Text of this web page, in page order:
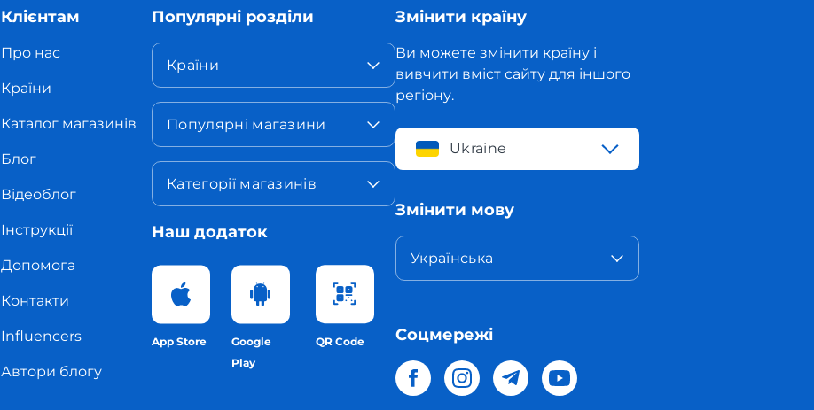
Клієнтам
Про нас
Країни
Каталог магазинів
Блог
Відеоблог
Інструкції
Допомога
Контакти
Influencers
Автори блогу
Популярні розділи
Країни
Популярні магазини
Категорії магазинів
Наш додаток
App Store
Google
Play
QR Code
Змінити країну
Ви можете змінити країну і
вивчити вміст сайту для іншого
регіону.
Ukraine
Змінити мову
Українська
Соцмережі